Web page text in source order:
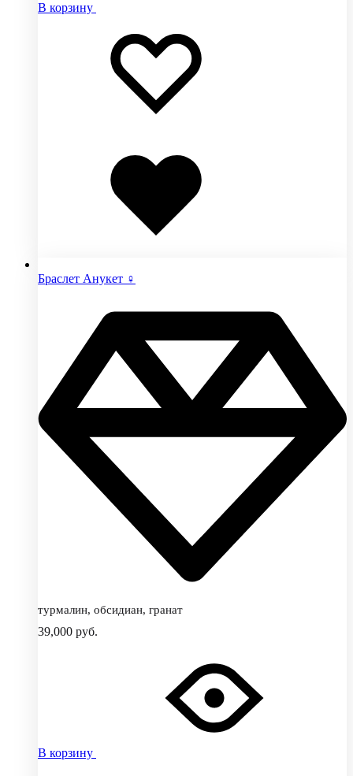
В корзину
Браслет Анукет ♀
турмалин, обсидиан, гранат
39,000 руб.
В корзину